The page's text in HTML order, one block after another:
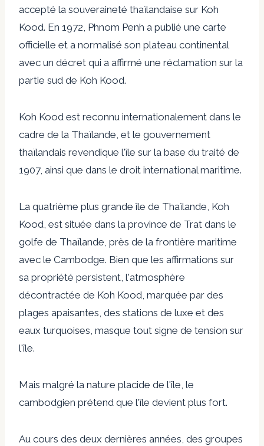
accepté la souveraineté thaïlandaise sur Koh
Kood. En 1972, Phnom Penh a publié une carte
officielle et a normalisé son plateau continental
avec un décret qui a affirmé une réclamation sur la
partie sud de Koh Kood.
Koh Kood est reconnu internationalement dans le
cadre de la Thaïlande, et le gouvernement
thaïlandais revendique l'île sur la base du traité de
1907, ainsi que dans le droit international maritime.
La quatrième plus grande île de Thaïlande, Koh
Kood, est située dans la province de Trat dans le
golfe de Thaïlande, près de la frontière maritime
avec le Cambodge. Bien que les affirmations sur
sa propriété persistent, l'atmosphère
décontractée de Koh Kood, marquée par des
plages apaisantes, des stations de luxe et des
eaux turquoises, masque tout signe de tension sur
l'île.
Mais malgré la nature placide de l'île, le
cambodgien prétend que l'île devient plus fort.
Au cours des deux dernières années, des groupes